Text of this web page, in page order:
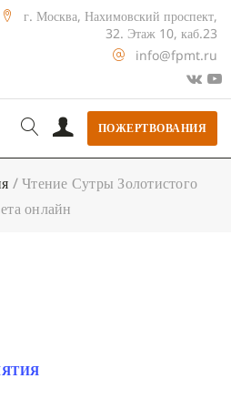
г. Москва, Нахимовский проспект,
32. Этаж 10, каб.23
info@fpmt.ru
ПОЖЕРТВОВАНИЯ
/Чтение Сутры Золотистого
онлайн